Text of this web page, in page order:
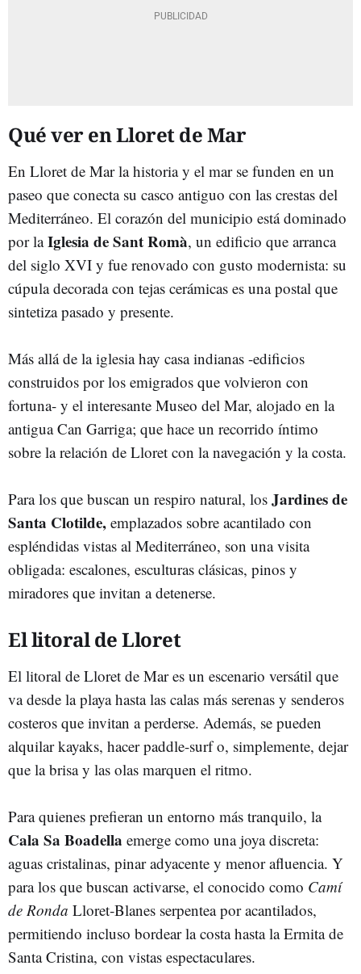
Qué ver en Lloret de Mar
En Lloret de Mar la historia y el mar se funden en un
paseo que conecta su casco antiguo con las crestas del
Mediterráneo. El corazón del municipio está dominado
por laIglesia de Sant Romà, un edificio que arranca
del siglo XVI y fue renovado con gusto modernista: su
cúpula decorada con tejas cerámicas es una postal que
sintetiza pasado y presente.
Más allá de la iglesia hay casa indianas -edificios
construidos por los emigrados que volvieron con
fortuna- y el interesante Museo del Mar, alojado en la
antigua Can Garriga; que hace un recorrido íntimo
sobre la relación de Lloret con la navegación y la costa.
Para los que buscan un respiro natural, los Jardines de
Santa Clotilde, emplazados sobre acantilado con
espléndidas vistas al Mediterráneo, son una visita
obligada: escalones, esculturas clásicas, pinos y
miradores que invitan a detenerse.
El litoral de Lloret
El litoral de Lloret de Mar es un escenario versátil que
va desde la playa hasta las calas más serenas y senderos
costeros que invitan a perderse. Además, se pueden
alquilar kayaks, hacer paddle-surf o, simplemente, dejar
que la brisa y las olas marquen el ritmo.
Para quienes prefieran un entorno más tranquilo, la
Cala Sa Boadella emerge como una joya discreta:
aguas cristalinas, pinar adyacente y menor afluencia. Y
para los que buscan activarse, el conocido como Camí
de Ronda Lloret‑Blanes serpentea por acantilados,
permitiendo incluso bordear la costa hasta la Ermita de
Santa Cristina, con vistas espectaculares.